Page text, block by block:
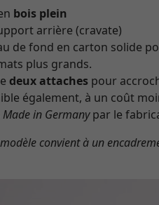
bois plein
arrière (cravate)
de fond en carton solide
plus grands.
deux attaches pour
également, à un coût
Made in Germanypar le
convient à un